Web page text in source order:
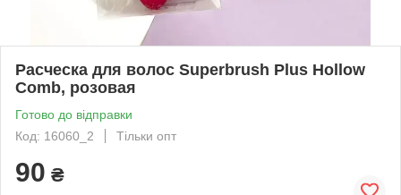
Расческа для волос Superbrush Plus Hollow
Comb, розовая
Готово до відправки
Код: 16060_2
Тільки опт
90 ₴